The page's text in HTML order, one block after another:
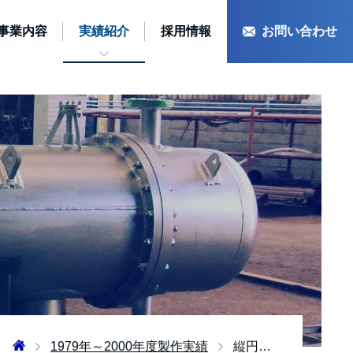
業内容 実績紹介 採用情報 お問い合わせ
1979年～2000年度製作実績 縦円筒型ドラム (半割コイル ジャケット付)